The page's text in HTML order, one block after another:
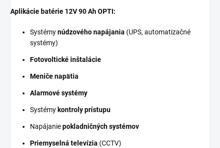
Aplikácie batérie 12V 90 Ah OPTI:
Systémynúdzového napájania (UPS, automatizačné
systémy)
Fotovoltické inštalácie
Meniče napätia
Alarmové systémy
Systémy kontroly prístupu
Napájaniepokladničných systémov
Priemyselná televízia (CCTV)